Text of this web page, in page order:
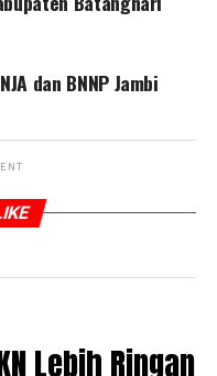
dan BNNP Jambi
Lebih Ringan